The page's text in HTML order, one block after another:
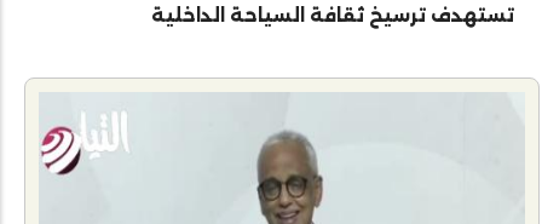
تستهدف ترسيخ ثقافة السياحة الداخلية